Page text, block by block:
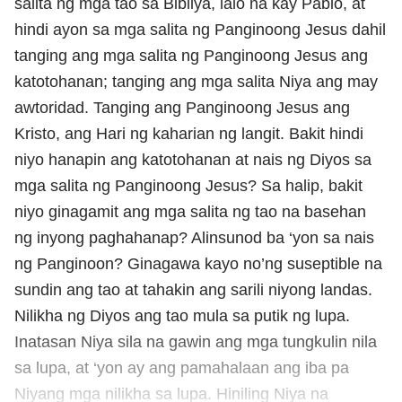
hindi ayon sa mga salita ng Panginoong Jesus dahil
tanging ang mga salita ng Panginoong Jesus ang
katotohanan; tanging ang mga salita Niya ang may
awtoridad. Tanging ang Panginoong Jesus ang
Kristo, ang Hari ng kaharian ng langit. Bakit hindi
niyo hanapin ang katotohanan at nais ng Diyos sa
mga salita ng Panginoong Jesus? Sa halip, bakit
niyo ginagamit ang mga salita ng tao na basehan
ng inyong paghahanap? Alinsunod ba ‘yon sa nais
ng Panginoon? Ginagawa kayo no’ng suseptible na
sundin ang tao at tahakin ang sarili niyong landas.
Nilikha ng Diyos ang tao mula sa putik ng lupa.
Inatasan Niya sila na gawin ang mga tungkulin nila
sa lupa, at ‘yon ay ang pamahalaan ang iba pa
Niyang mga nilikha sa lupa. Hiniling Niya na